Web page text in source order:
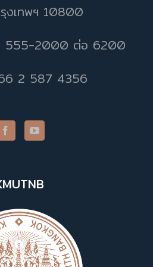
งเทพฯ 10800
555-2000 ต่อ 6200
2 587 4356